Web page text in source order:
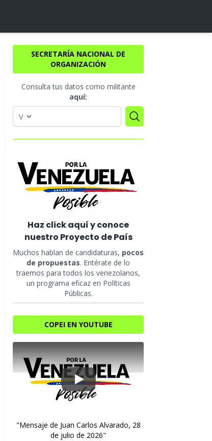
SECRETARÍA NACIONAL DE
ORGANIZACIÓN
Consulta tus datos como militante
aquí:
Haz click aquí y conoce
nuestro Proyecto de País
Muchos hablan de candidaturas, pocos
de propuestas. Entérate de lo
traemos para todos los venezolanos,
un programa eficaz en Políticas
Públicas.
COPEI EN YOUTUBE
Play
"Mensaje de Juan Carlos Alvarado, 28
de julio de 2026"